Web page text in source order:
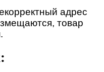
адрес
товар